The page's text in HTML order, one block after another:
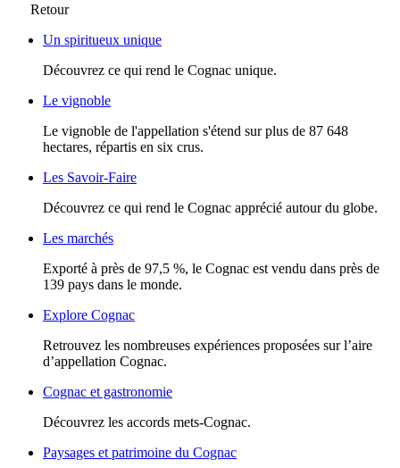
Retour
Un spiritueux unique
Découvrez ce qui rend le Cognac unique.
Le vignoble
Le vignoble de l'appellation s'étend sur plus de 87 648
hectares, répartis en six crus.
Les Savoir-Faire
Découvrez ce qui rend le Cognac apprécié autour du globe.
Les marchés
Exporté à près de 97,5 %, le Cognac est vendu dans près de
139 pays dans le monde.
Explore Cognac
Retrouvez les nombreuses expériences proposées sur l’aire
d’appellation Cognac.
Cognac et gastronomie
Découvrez les accords mets-Cognac.
Paysages et patrimoine du Cognac